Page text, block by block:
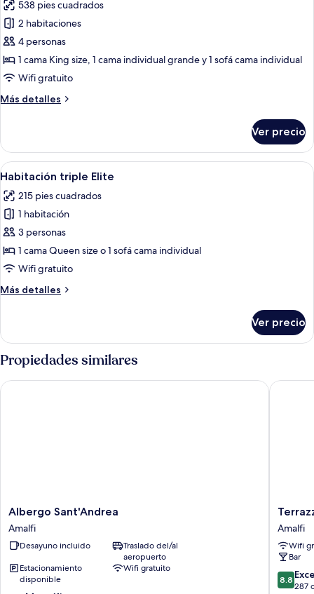
las
fotos
de
Suite
familiar
538 pies cuadrados
2 habitaciones
4 personas
1 cama King size, 1 cama individual grande y 1 sofá cama individual
Wifi gratuito
Más detalles
Más
familiar
Ver precio
Abrir
todas
las
fotos
de
Habitación
triple
Un dormitorio con una cama, un
10
Habitación triple Elite
215 pies cuadrados
1 habitación
3 personas
1 cama Queen size o 1 sofá cama individual
Wifi gratuito
Más detalles
Más
triple
Elite
Ver precio
Propiedades similares
Albergo
Sant'Andrea
Amalfi
Albergo Sant'Andrea
Amalfi
Desayuno incluido
Traslado del/al
aeropuerto
Estacionamiento
disponible
Wifi gratuito
Albergo Sant'Andrea
Terrazza
Duomo
Amalfi
Amalfi
Wifi
Bar
8.8
de
8.8
287